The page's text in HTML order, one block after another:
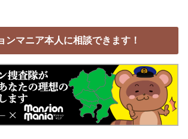
ンマニア本人に相談できます！